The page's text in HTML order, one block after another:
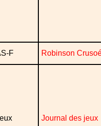
F Robinson
Journal des jeux